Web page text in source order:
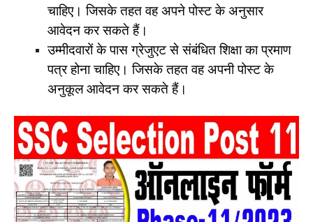
चाहिए। जिसके तहत वह अपने पोस्ट के अनुसार
आवेदन कर सकते हैं।
उम्मीदवारों के पास ग्रेजुएट से संबंधित शिक्षा का प्रमाण
पत्र होना चाहिए। जिसके तहत वह अपनी पोस्ट के
अनुकूल आवेदन कर सकते हैं।